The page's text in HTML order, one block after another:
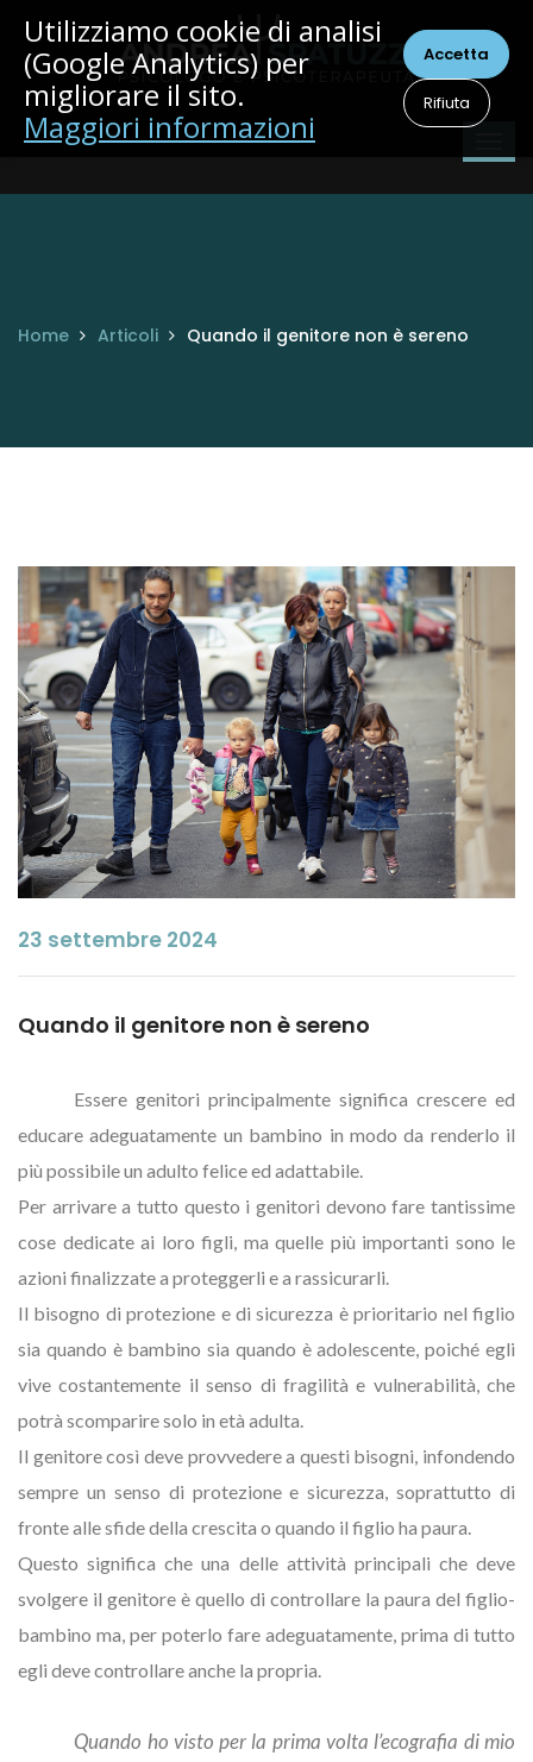
Utilizziamo cookie di analisi
(Google Analytics) per
migliorare il sito.
Maggiori informazioni
Accetta
Rifiuta
Home Articoli Quando il genitore non è sereno
23 settembre 2024
Quando il genitore non è sereno
Essere genitori principalmente significa crescere ed
educare adeguatamente un bambino in modo da renderlo il
più possibile un adulto felice ed adattabile.
Per arrivare a tutto questo i genitori devono fare tantissime
cose dedicate ai loro figli, ma quelle più importanti sono le
azioni finalizzate a proteggerli e a rassicurarli.
Il bisogno di protezione e di sicurezza è prioritario nel figlio
sia quando è bambino sia quando è adolescente, poiché egli
vive costantemente il senso di fragilità e vulnerabilità, che
potrà scomparire solo in età adulta.
Il genitore così deve provvedere a questi bisogni, infondendo
sempre un senso di protezione e sicurezza, soprattutto di
fronte alle sfide della crescita o quando il figlio ha paura.
Questo significa che una delle attività principali che deve
svolgere il genitore è quello di controllare la paura del figlio-
bambino ma, per poterlo fare adeguatamente, prima di tutto
egli deve controllare anche la propria.
Quando ho visto per la prima volta l’ecografia di mio